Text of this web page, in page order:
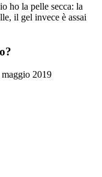
ho la pelle secca: la
il gel invece è assai
maggio 2019